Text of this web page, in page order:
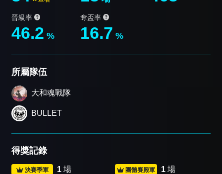
晉級率
46.2%
奪盃率
16.7 %
所屬隊伍
大和魂戰隊
BULLET
得獎記錄
決賽季軍 1 場 團體賽殿軍 1 場